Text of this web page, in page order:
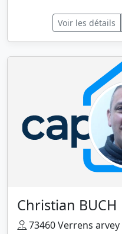
Voir les détails
Christian BUCH
73460 Verrens arvey